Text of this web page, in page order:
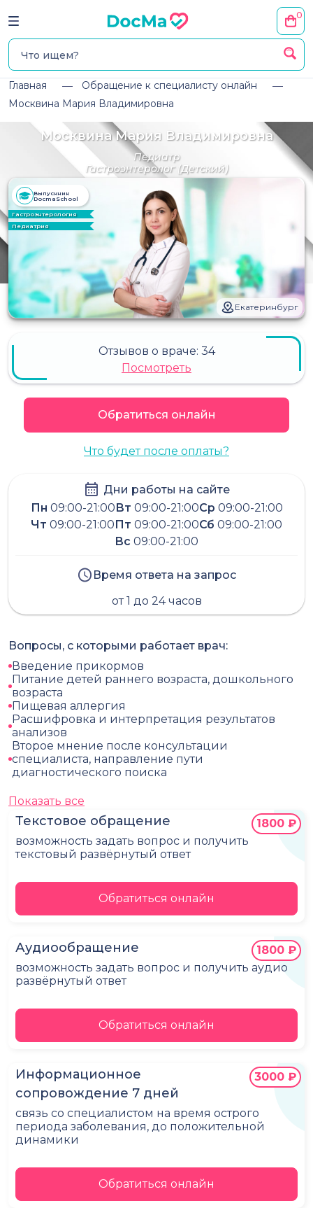
0
Главная
Обращение к специалисту онлайн
Москвина Мария Владимировна
Москвина Мария Владимировна
Педиатр
Гастроэнтеролог(Детский)
Екатеринбург
Выпускник
DocmaSchool
Гастроэнтерология
Педиатрия
Отзывов о враче: 34
Посмотреть
Обратиться онлайн
Что будет после оплаты?
Дни работы на сайте
Пн 09:00-21:00 Вт 09:00-21:00Ср 09:00-21:00
Чт 09:00-21:00 Пт 09:00-21:00Сб 09:00-21:00
Вс 09:00-21:00
Время ответа на запрос
от 1 до 24 часов
Текстовое обращение
возможность задать вопрос и получить
текстовый развёрнутый ответ
1800 ₽
Обратиться онлайн
Аудиообращение
возможность задать вопрос и получить аудио
развёрнутый ответ
1800 ₽
Обратиться онлайн
Информационное
сопровождение 7 дней
связь со специалистом на время острого
периода заболевания, до положительной
динамики
3000 ₽
Обратиться онлайн
Вопросы, с которыми работает врач:
Введение прикормов
Питание детей раннего возраста, дошкольного
возраста
Пищевая аллергия
Расшифровка и интерпретация результатов
анализов
Второе мнение после консультации
специалиста, направление пути
диагностического поиска
Показать все